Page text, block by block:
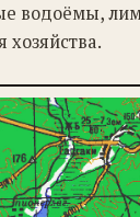
водоёмы,
хозяйства.